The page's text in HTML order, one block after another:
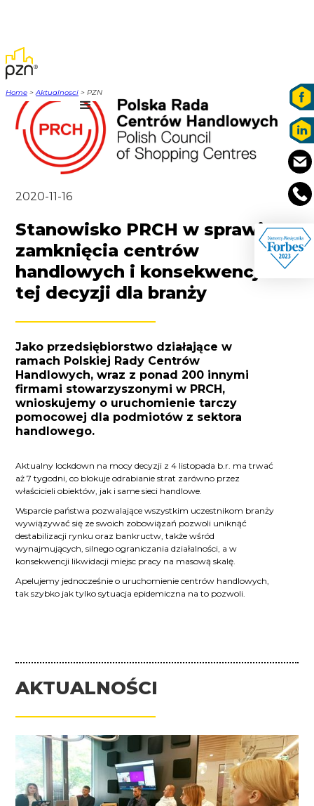
Home >Aktualnosci > PZN
2020-11-16
Stanowisko PRCH w sprawie
zamknięcia centrów
handlowych i konsekwencji
tej decyzji dla branży
Jako przedsiębiorstwo działające w
ramach Polskiej Rady Centrów
Handlowych, wraz z ponad 200 innymi
firmami stowarzyszonymi w PRCH,
wnioskujemy o uruchomienie tarczy
pomocowej dla podmiotów z sektora
handlowego.
Aktualny lockdown na mocy decyzji z 4 listopada b.r. ma trwać
aż 7 tygodni, co blokuje odrabianie strat zarówno przez
właścicieli obiektów, jak i same sieci handlowe.
Wsparcie państwa pozwalające wszystkim uczestnikom branży
wywiązywać się ze swoich zobowiązań pozwoli uniknąć
destabilizacji rynku oraz bankructw, także wśród
wynajmujących, silnego ograniczania działalności, a w
konsekwencji likwidacji miejsc pracy na masową skalę.
Apelujemy jednocześnie o uruchomienie centrów handlowych,
tak szybko jak tylko sytuacja epidemiczna na to pozwoli.
AKTUALNOŚCI